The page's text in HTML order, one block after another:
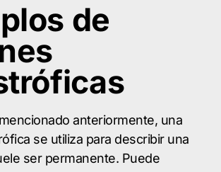
de
anteriormente, una
se utiliza para describir una
ser permanente. Puede